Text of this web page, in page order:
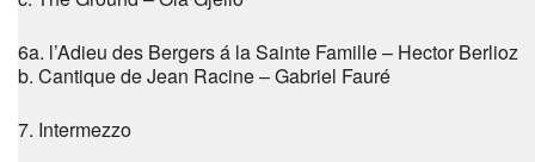
6a. l’Adieu des Bergers á la Sainte Famille – Hector Berlioz
b. Cantique de Jean Racine – Gabriel Fauré
7. Intermezzo